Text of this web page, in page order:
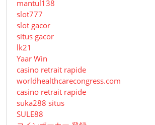
mantul138
slot777
slot gacor
situs gacor
lk21
Yaar Win
casino retrait rapide
worldhealthcarecongress.com
casino retrait rapide
suka288 situs
SULE88